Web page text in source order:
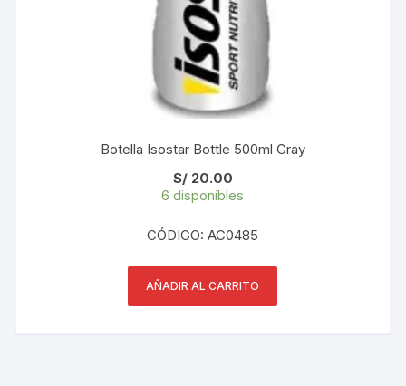
Botella Isostar Bottle 500ml Gray
S/20.00
6 disponibles
CÓDIGO: AC0485
AÑADIR AL CARRITO